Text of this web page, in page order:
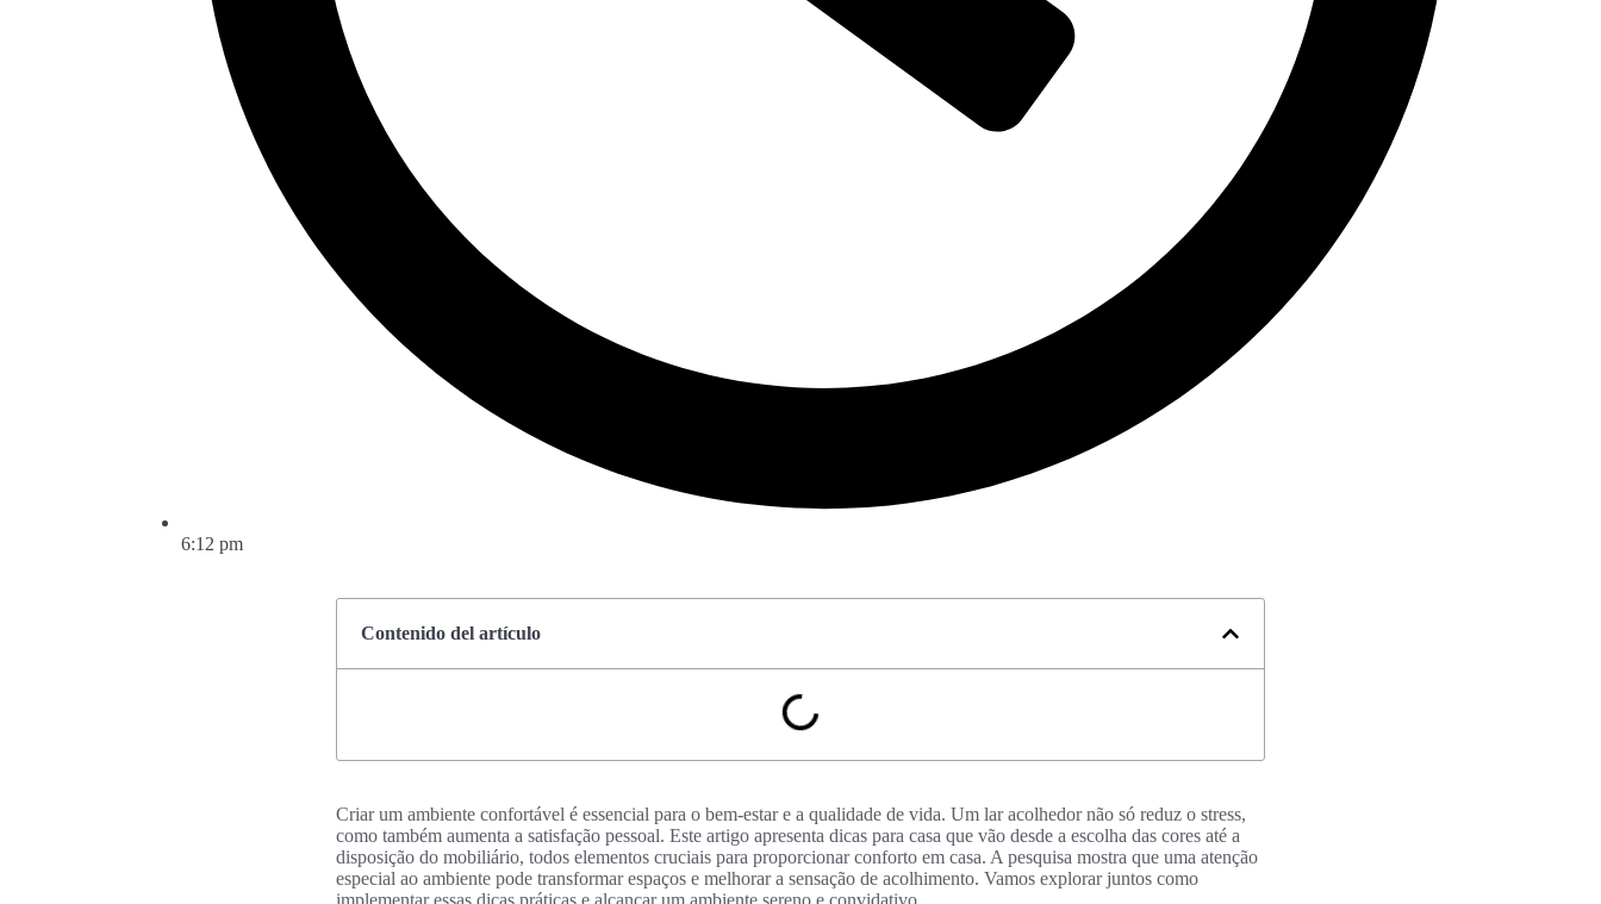
6:12 pm
Contenido del artículo
Criar um ambiente confortável é essencial para o bem-estar e a qualidade de vida. Um lar acolhedor não só reduz o stress,
como também aumenta a satisfação pessoal. Este artigo apresenta dicas para casa que vão desde a escolha das cores até a
disposição do mobiliário, todos elementos cruciais para proporcionar conforto em casa. A pesquisa mostra que uma atenção
especial ao ambiente pode transformar espaços e melhorar a sensação de acolhimento. Vamos explorar juntos como